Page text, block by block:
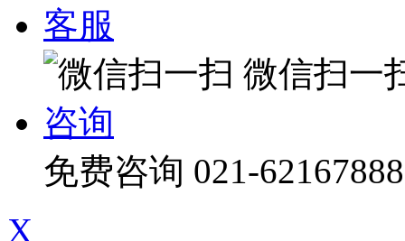
客服
微信扫一
咨询
免费咨询 021-62167888
X